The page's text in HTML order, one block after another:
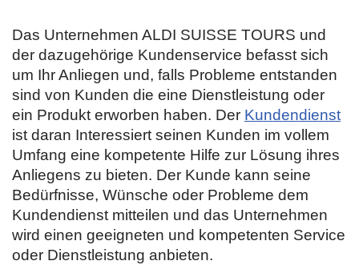
Das Unternehmen ALDI SUISSE TOURS und
der dazugehörige Kundenservice befasst sich
um Ihr Anliegen und, falls Probleme entstanden
sind von Kunden die eine Dienstleistung oder
ein Produkt erworben haben. Der Kundendienst
ist daran Interessiert seinen Kunden im vollem
Umfang eine kompetente Hilfe zur Lösung ihres
Anliegens zu bieten. Der Kunde kann seine
Bedürfnisse, Wünsche oder Probleme dem
Kundendienst mitteilen und das Unternehmen
wird einen geeigneten und kompetenten Service
oder Dienstleistung anbieten.